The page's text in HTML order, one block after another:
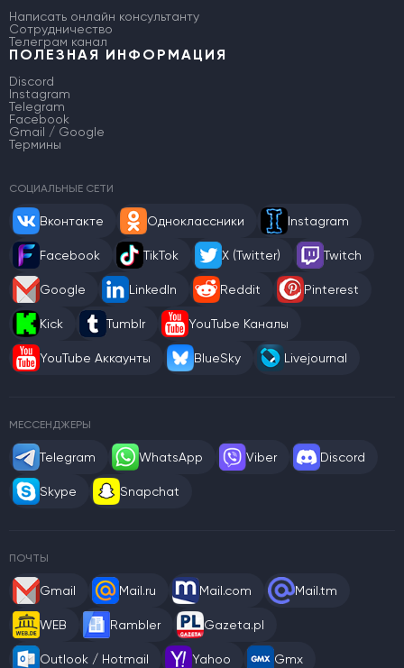
Написать онлайн консультанту
Сотрудничество
Телеграм канал
ПОЛЕЗНАЯ ИНФОРМАЦИЯ
Discord
Instagram
Telegram
Facebook
Gmail / Google
Термины
СОЦИАЛЬНЫЕ СЕТИ
Вконтакте Одноклассники Instagram
Facebook TikTok X (Twitter) Twitch
Google LinkedIn Reddit Pinterest
Kick Tumblr YouTube Каналы
YouTube Аккаунты BlueSky Livejournal
МЕССЕНДЖЕРЫ
Telegram WhatsApp Viber Discord
Skype Snapchat
ПОЧТЫ
Gmail Mail.ru Mail.com Mail.tm
WEB Rambler Gazeta.pl
Outlook / Hotmail Yahoo Gmx